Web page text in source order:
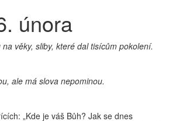
února
věky, sliby, které dal tisícům pokolení.
ale má slova nepominou.
„Kde je váš Bůh? Jak se dnes